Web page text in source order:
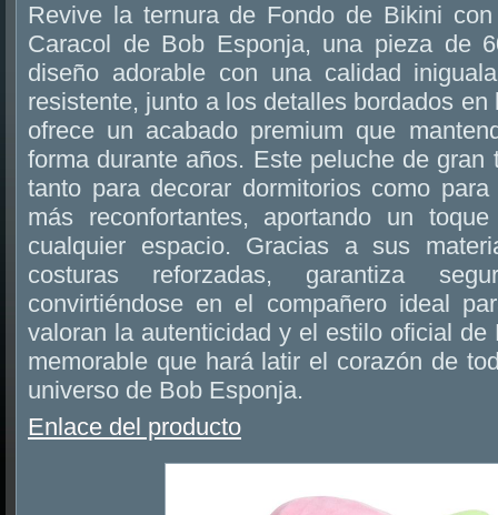
Revive la ternura de Fondo de Bikini
Caracol de Bob Esponja, una pieza de
diseño adorable con una calidad
resistente, junto a los detalles bordados
ofrece un acabado premium que
forma durante años. Este peluche de gran
tanto para decorar dormitorios como
más reconfortantes, aportando un
cualquier espacio. Gracias a sus
costuras reforzadas, garantiza
convirtiéndose en el compañero ideal
valoran la autenticidad y el estilo oficial de
memorable que hará latir el corazón de
universo de Bob Esponja.
Enlace del producto